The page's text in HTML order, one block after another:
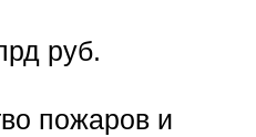
руб.
пожаров и